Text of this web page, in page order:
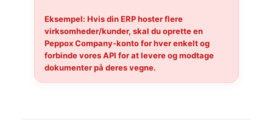
Eksempel: Hvis din ERP hoster flere
virksomheder/kunder, skal du oprette en
Peppox Company-konto for hver enkelt og
forbinde vores API for at levere og modtage
dokumenter på deres vegne.